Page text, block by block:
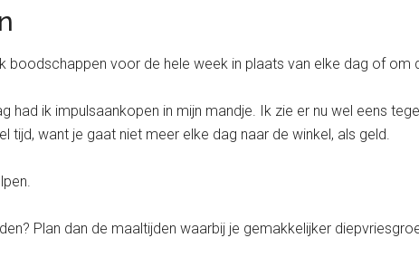
boodschappen voor de hele week in plaats van elke dag of om
had ik impulsaankopen in mijn mandje. Ik zie er nu wel eens
want je gaat niet meer elke dag naar de winkel, als geld.
Plan dan de maaltijden waarbij je gemakkelijker